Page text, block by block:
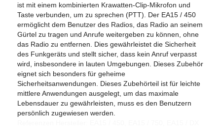
ist mit einem kombinierten Krawatten-Clip-Mikrofon und
Taste verbunden, um zu sprechen (PTT). Der EA15 / 450
ermöglicht dem Benutzer des Radios, das Radio an seinem
Gürtel zu tragen und Anrufe weitergeben zu können, ohne
das Radio zu entfernen. Dies gewährleistet die Sicherheit
des Funkgeräts und stellt sicher, dass kein Anruf verpasst
wird, insbesondere in lauten Umgebungen. Dieses Zubehör
eignet sich besonders für geheime
Sicherheitsanwendungen. Dieses Zubehörteil ist für leichte
mittlere Anwendungen ausgelegt, um das maximale
Lebensdauer zu gewährleisten, muss es den Benutzern
persönlich zugewiesen werden.